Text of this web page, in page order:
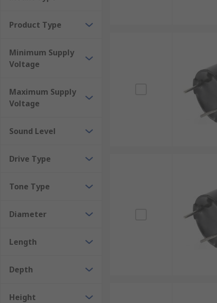
Product Type
Minimum Supply
Voltage
Maximum Supply
Voltage
Sound Level
Drive Type
Tone Type
Diameter
Length
Depth
Height